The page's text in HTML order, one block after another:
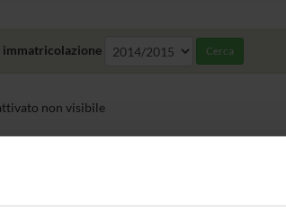
immatricolazione Cerca
non visibile